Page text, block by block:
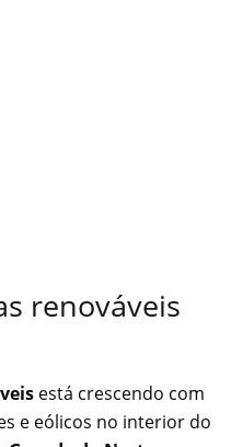
renováveis
está crescendo com
e eólicos no interior do